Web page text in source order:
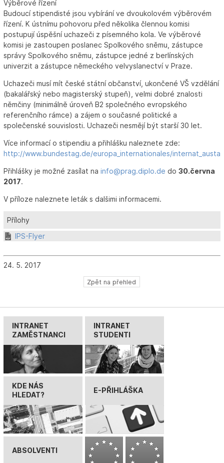
Výběrové řízení
Budoucí stipendisté jsou vybírání ve dvoukolovém výběrovém
řízení. K ústnímu pohovoru před několika člennou komisi
postupují úspěšní uchazeči z písemného kola. Ve výběrové
komisi je zastoupen poslanec Spolkového sněmu, zástupce
správy Spolkového sněmu, zástupce jedné z berlínských
univerzit a zástupce německého velvyslanectví v Praze.
Uchazeči musí mít české státní občanství, ukončené VŠ vzdělání
(bakalářský nebo magisterský stupeň), velmi dobré znalosti
němčiny (minimálně úroveň B2 společného evropského
referenčního rámce) a zájem o současné politické a
společenské souvislosti. Uchazeči nesmějí být starší 30 let.
Více informací o stipendiu a přihlášku naleznete zde:
http://www.bundestag.de/europa_internationales/
Přihlášky je možné zasílat na info@prag.diplo.de do 30.června
2017.
V příloze naleznete leták s dalšimi informacemi.
Přílohy
IPS-Flyer
24. 5. 2017
Zpět na přehled
INTRANET
ZAMĚSTNANCI
INTRANET
STUDENTI
KDE NÁS
HLEDAT?
E-PŘIHLÁŠKA
ABSOLVENTI